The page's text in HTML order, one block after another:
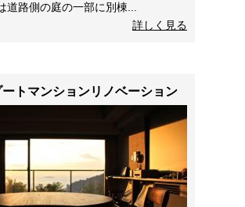
道路側の庭の一部に別棟...
詳しく見る
トマンションリノベーション